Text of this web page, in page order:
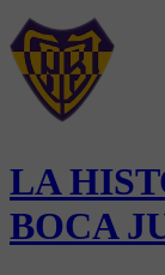
LA
BOCA